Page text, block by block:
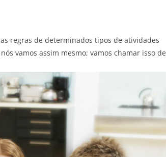
regras de determinados tipos de atividades
vamos assim mesmo; vamos chamar isso de